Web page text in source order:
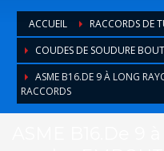
ACCUEIL
RACCORDS DE
COUDES DE SOUDURE
ASME B16.DE 9 À LONG
RACCORDS